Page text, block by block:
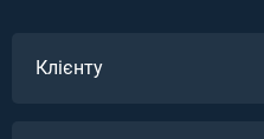
Клієнту